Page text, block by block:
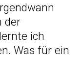
der
ich
Was für ein